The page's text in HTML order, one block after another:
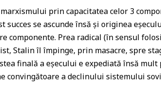
prin capacitatea celor 3
succes se ascunde însă şi originea
componente. Prea radical (în sensul
Stalin îl împinge, prin masacre, spre
finală a eşecului e expediată însă
convingătoare a declinului sistemului